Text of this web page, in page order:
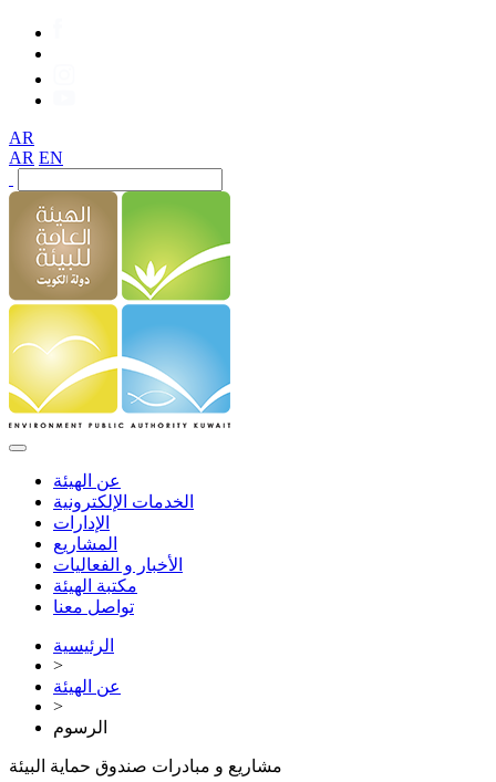
AR
AR EN
عن الهيئة
الخدمات الإلكترونية
الإدارات
المشاريع
الأخبار و الفعاليات
مكتبة الهيئة
تواصل معنا
الرئيسية
>
عن الهيئة
>
الرسوم
مشاريع و مبادرات صندوق حماية البيئة